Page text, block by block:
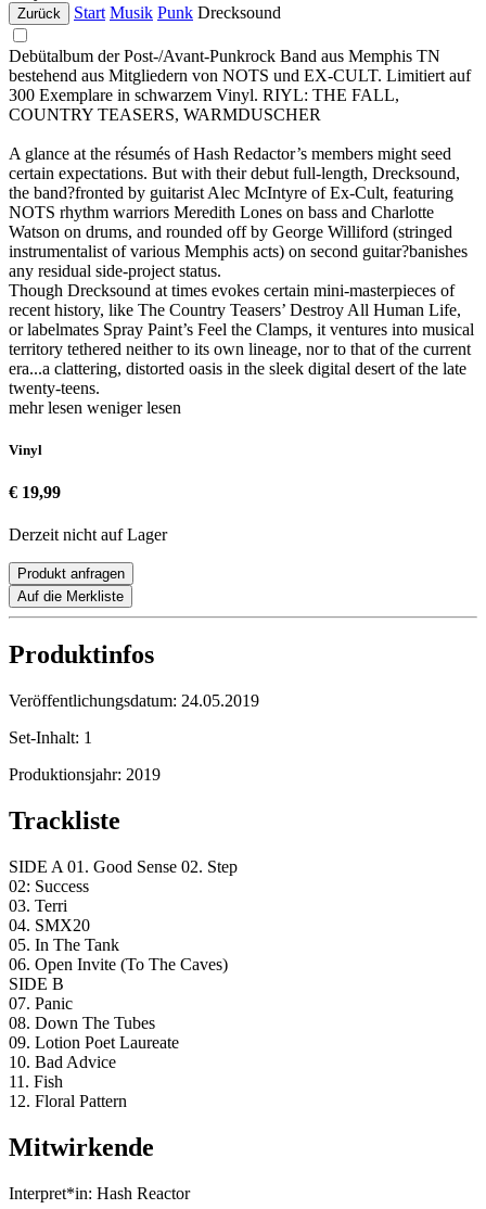
Zurück Start Musik Punk Drecksound
Debütalbum der Post-/Avant-Punkrock Band aus Memphis TN
bestehend aus Mitgliedern von NOTS und EX-CULT. Limitiert auf
300 Exemplare in schwarzem Vinyl. RIYL: THE FALL,
COUNTRY TEASERS, WARMDUSCHER
A glance at the résumés of Hash Redactor’s members might seed
certain expectations. But with their debut full-length, Drecksound,
the band?fronted by guitarist Alec McIntyre of Ex-Cult, featuring
NOTS rhythm warriors Meredith Lones on bass and Charlotte
Watson on drums, and rounded off by George Williford (stringed
instrumentalist of various Memphis acts) on second guitar?banishes
any residual side-project status.
Though Drecksound at times evokes certain mini-masterpieces of
recent history, like The Country Teasers’ Destroy All Human Life,
or labelmates Spray Paint’s Feel the Clamps, it ventures into musical
territory tethered neither to its own lineage, nor to that of the current
era...a clattering, distorted oasis in the sleek digital desert of the late
twenty-teens.
mehr lesen weniger lesen
Vinyl
€ 19,99
Derzeit nicht auf Lager
Produkt anfragen
Auf die Merkliste
Produktinfos
Veröffentlichungsdatum: 24.05.2019
Set-Inhalt: 1
Produktionsjahr: 2019
Trackliste
SIDE A 01. Good Sense 02. Step
02: Success
03. Terri
04. SMX20
05. In The Tank
06. Open Invite (To The Caves)
SIDE B
07. Panic
08. Down The Tubes
09. Lotion Poet Laureate
10. Bad Advice
11. Fish
12. Floral Pattern
Mitwirkende
Interpret*in: Hash Reactor